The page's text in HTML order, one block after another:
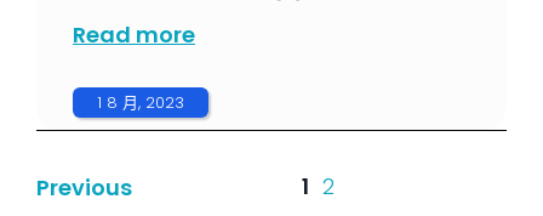
Read more
1 8 月, 2023
Previous 1 2